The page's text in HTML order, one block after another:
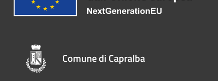
Comune di Capralba